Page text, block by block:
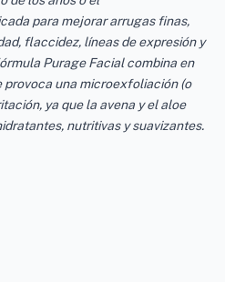
para mejorar arrugas finas,
flaccidez, líneas de expresión y
Purage Facial combina en
una microexfoliación (o
ya que la avena y el aloe
nutritivas y suavizantes.